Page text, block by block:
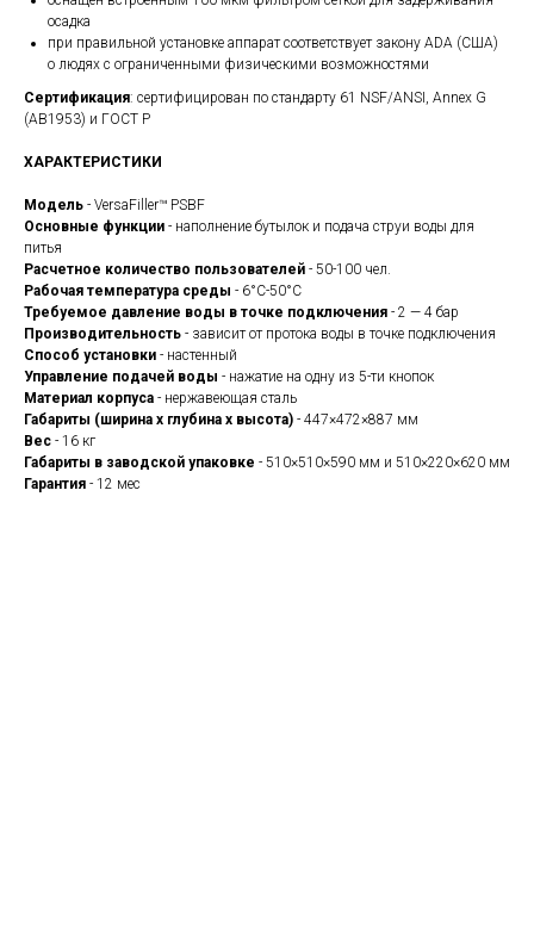
осадка
при правильной установке аппарат соответствует закону ADA (США)
о людях с ограниченными физическими возможностями
Сертификация: сертифицирован по стандарту 61 NSF/ANSI, Annex G
(AB1953) и ГОСТ Р
ХАРАКТЕРИСТИКИ
Модель - VersaFiller™ PSBF
Основные функции - наполнение бутылок и подача струи воды для
питья
Расчетное количество пользователей - 50-100 чел.
Рабочая температура среды - 6°C-50°C
Требуемое давление воды в точке подключения - 2 — 4 бар
Производительность - зависит от протока воды в точке подключения
Способ установки - настенный
Управление подачей воды - нажатие на одну из 5-ти кнопок
Материал корпуса - нержавеющая сталь
Габариты (ширина х глубина х высота) - 447×472×887 мм
Вес - 16 кг
Габариты в заводской упаковке - 510×510×590 мм и 510×220×620 мм
Гарантия - 12 мес